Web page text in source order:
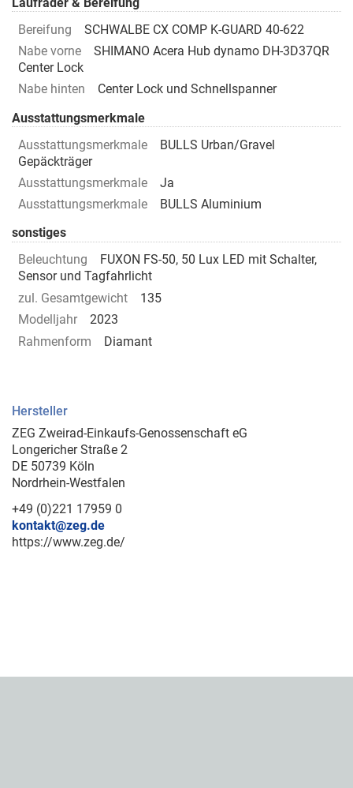
Bereifung
SCHWALBE CX COMP K-GUARD 40-622
Nabe vorne
SHIMANO Acera Hub dynamo DH-3D37QR
Center Lock
Nabe hinten
Center Lock und Schnellspanner
Ausstattungsmerkmale
Ausstattungsmerkmale
BULLS Urban/Gravel
Gepäckträger
Ausstattungsmerkmale
Ja
Ausstattungsmerkmale
BULLS Aluminium
sonstiges
Beleuchtung
FUXON FS-50, 50 Lux LED mit Schalter,
Sensor und Tagfahrlicht
zul. Gesamtgewicht
135
Modelljahr
2023
Rahmenform
Diamant
Hersteller
ZEG Zweirad-Einkaufs-Genossenschaft eG
Longericher Straße 2
DE 50739 Köln
Nordrhein-Westfalen
+49 (0)221 17959 0
kontakt@zeg.de
https://www.zeg.de/